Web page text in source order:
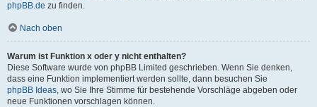
phpBB.de zu finden.
Nach oben
Warum ist Funktion x oder y nicht enthalten?
Diese Software wurde von phpBB Limited geschrieben. Wenn Sie denken,
dass eine Funktion implementiert werden sollte, dann besuchen Sie
phpBB Ideas, wo Sie Ihre Stimme für bestehende Vorschläge abgeben oder
neue Funktionen vorschlagen können.